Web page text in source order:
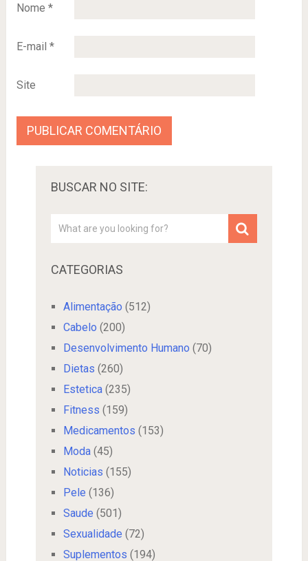
Nome *
E-mail *
Site
BUSCAR NO SITE:
CATEGORIAS
Alimentação (512)
Cabelo (200)
Desenvolvimento Humano (70)
Dietas (260)
Estetica(235)
Fitness (159)
Medicamentos (153)
Moda(45)
Noticias (155)
Pele (136)
Saude (501)
Sexualidade (72)
Suplementos (194)